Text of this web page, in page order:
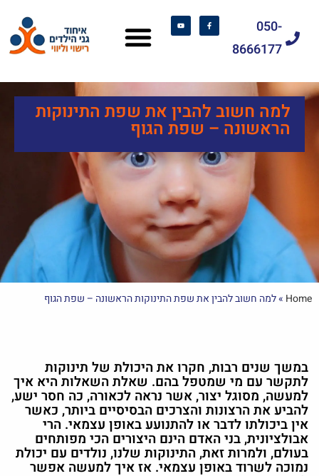
050-
8666177
למה חשוב להבין את שפת התינוקות
הראשונה – שפת הגוף
Home
»למה חשוב להבין את שפת התינוקות הראשונה – שפת הגוף
במשך שנים רבות, חקרו את היכולת של תינוקות
לתקשר עם מי שמטפל בהם. שאלת השאלות היא איך
למעשה, מסוגל יצור, אשר נראה לכאורה, כה חסר ישע,
להביע את הרצונות והצרכים הבסיסיים ביותר, כאשר
אין ביכולתו לדבר או להתנועע באופן עצמאי. הרי
אבולציונית, בני האדם הינם היצורים הכי מפותחים
בעולם, ולמרות זאת, התינוקות שלנו, נולדים עם יכולת
נמוכה לשרוד באופן עצמאי. אז איך למעשה אפשר